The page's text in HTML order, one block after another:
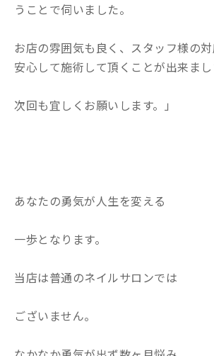
うことで伺いました。
お店の雰囲気も良く、スタッフ様の
安心して施術して頂くことが出来まし
次回も宜しくお願いします。」
あなたの勇気が人生を変える
一歩となります。
当店は普通のネイルサロンでは
ございません。